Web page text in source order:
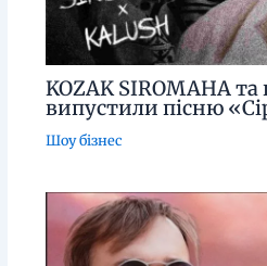
KOZAK SIROMAHA та
випустили пісню
Шоу бізнес